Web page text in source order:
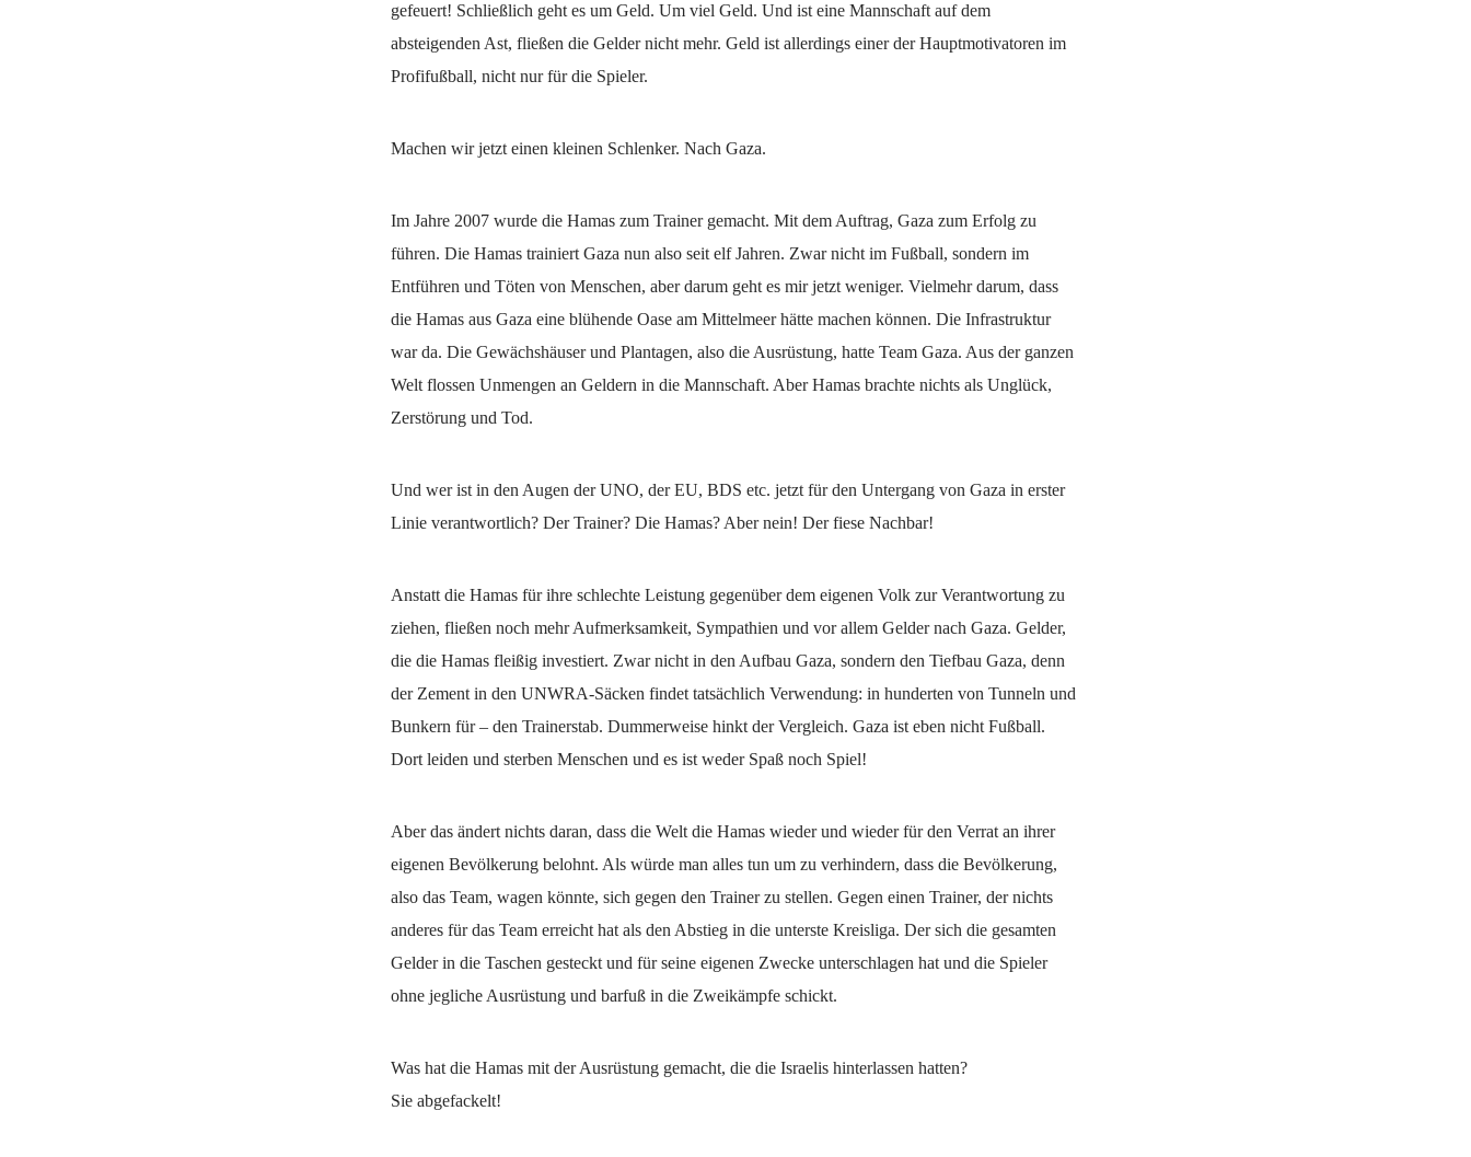
gefeuert! Schließlich geht es um Geld. Um viel Geld. Und ist eine Mannschaft auf dem
absteigenden Ast, fließen die Gelder nicht mehr. Geld ist allerdings einer der Hauptmotivatoren im
Profifußball, nicht nur für die Spieler.
Machen wir jetzt einen kleinen Schlenker. Nach Gaza.
Im Jahre 2007 wurde die Hamas zum Trainer gemacht. Mit dem Auftrag, Gaza zum Erfolg zu
führen. Die Hamas trainiert Gaza nun also seit elf Jahren. Zwar nicht im Fußball, sondern im
Entführen und Töten von Menschen, aber darum geht es mir jetzt weniger. Vielmehr darum, dass
die Hamas aus Gaza eine blühende Oase am Mittelmeer hätte machen können. Die Infrastruktur
war da. Die Gewächshäuser und Plantagen, also die Ausrüstung, hatte Team Gaza. Aus der ganzen
Welt flossen Unmengen an Geldern in die Mannschaft. Aber Hamas brachte nichts als Unglück,
Zerstörung und Tod.
Und wer ist in den Augen der UNO, der EU, BDS etc. jetzt für den Untergang von Gaza in erster
Linie verantwortlich? Der Trainer? Die Hamas? Aber nein! Der fiese Nachbar!
Anstatt die Hamas für ihre schlechte Leistung gegenüber dem eigenen Volk zur Verantwortung zu
ziehen, fließen noch mehr Aufmerksamkeit, Sympathien und vor allem Gelder nach Gaza. Gelder,
die die Hamas fleißig investiert. Zwar nicht in den Aufbau Gaza, sondern den Tiefbau Gaza, denn
der Zement in den UNWRA-Säcken findet tatsächlich Verwendung: in hunderten von Tunneln und
Bunkern für – den Trainerstab. Dummerweise hinkt der Vergleich. Gaza ist eben nicht Fußball.
Dort leiden und sterben Menschen und es ist weder Spaß noch Spiel!
Aber das ändert nichts daran, dass die Welt die Hamas wieder und wieder für den Verrat an ihrer
eigenen Bevölkerung belohnt. Als würde man alles tun um zu verhindern, dass die Bevölkerung,
also das Team, wagen könnte, sich gegen den Trainer zu stellen. Gegen einen Trainer, der nichts
anderes für das Team erreicht hat als den Abstieg in die unterste Kreisliga. Der sich die gesamten
Gelder in die Taschen gesteckt und für seine eigenen Zwecke unterschlagen hat und die Spieler
ohne jegliche Ausrüstung und barfuß in die Zweikämpfe schickt.
Was hat die Hamas mit der Ausrüstung gemacht, die die Israelis hinterlassen hatten?
Sie abgefackelt!